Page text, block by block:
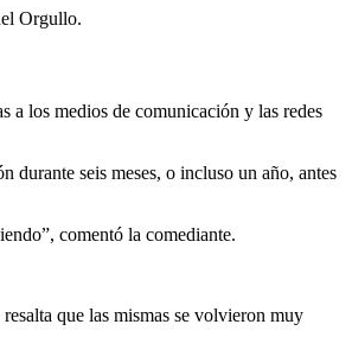
Orgullo.
a los medios de comunicación y las redes
durante seis meses, o incluso un año, antes
comentó la comediante.
que las mismas se volvieron muy